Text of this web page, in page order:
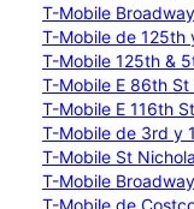
T-Mobile
T-Mobile de 125th
T-Mobile 125th &
T-Mobile E 86th St
T-Mobile E 116th
T-Mobile de 3rd y
T-Mobile St
T-Mobile
T-Mobile de